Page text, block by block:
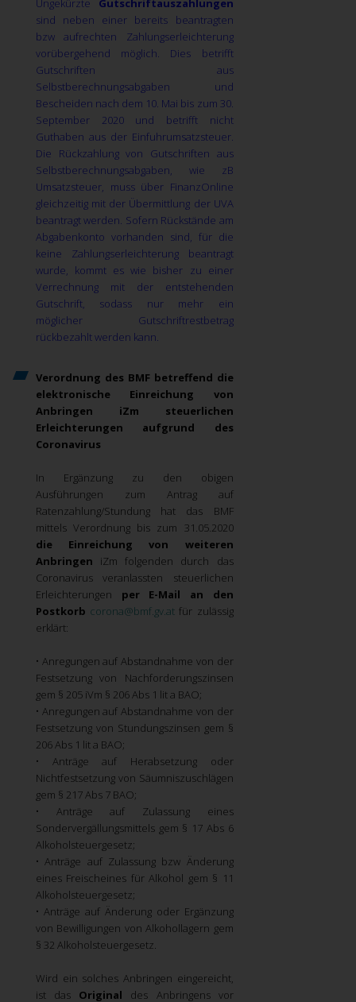
Ungekürzte Gutschriftauszahlungen
sind neben einer bereits beantragten
bzw aufrechten Zahlungserleichterung
vorübergehend möglich. Dies betrifft
Gutschriften aus
Selbstberechnungsabgaben und
Bescheiden nach dem 10. Mai bis zum 30.
September 2020 und betrifft nicht
Guthaben aus der Einfuhrumsatzsteuer.
Die Rückzahlung von Gutschriften aus
Selbstberechnungsabgaben, wie zB
Umsatzsteuer, muss über FinanzOnline
gleichzeitig mit der Übermittlung der UVA
beantragt werden. Sofern Rückstände am
Abgabenkonto vorhanden sind, für die
keine Zahlungserleichterung beantragt
wurde, kommt es wie bisher zu einer
Verrechnung mit der entstehenden
Gutschrift, sodass nur mehr ein
möglicher Gutschriftrestbetrag
rückbezahlt werden kann.
Verordnung des BMF betreffend die
elektronische Einreichung von
Anbringen iZm steuerlichen
Erleichterungen aufgrund des
Coronavirus
In Ergänzung zu den obigen
Ausführungen zum Antrag auf
Ratenzahlung/Stundung hat das BMF
mittels Verordnung bis zum 31.05.2020
die Einreichung von weiteren
Anbringen iZm folgenden durch das
Coronavirus veranlassten steuerlichen
Erleichterungen per E-Mail an den
Postkorb corona@bmf.gv.at für zulässig
erklärt:
• Anregungen auf Abstandnahme von der
Festsetzung von Nachforderungszinsen
gem § 205 iVm § 206 Abs 1 lit a BAO;
• Anregungen auf Abstandnahme von der
Festsetzung von Stundungszinsen gem §
206 Abs 1 lit a BAO;
• Anträge auf Herabsetzung oder
Nichtfestsetzung von Säumniszuschlägen
gem § 217 Abs 7 BAO;
• Anträge auf Zulassung eines
Sondervergällungsmittels gem § 17 Abs 6
Alkoholsteuergesetz;
• Anträge auf Zulassung bzw Änderung
eines Freischeines für Alkohol gem § 11
Alkoholsteuergesetz;
• Anträge auf Änderung oder Ergänzung
von Bewilligungen von Alkohollagern gem
§ 32 Alkoholsteuergesetz.
Wird ein solches Anbringen eingereicht,
ist das Original des Anbringens vor